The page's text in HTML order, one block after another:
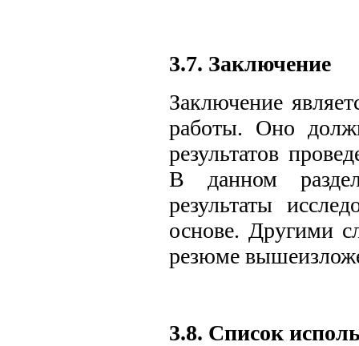
3.7. Заключение
Заключение
работы. Оно
результатов
В данном
результаты
основе. Другими
резюме
3.8. Список